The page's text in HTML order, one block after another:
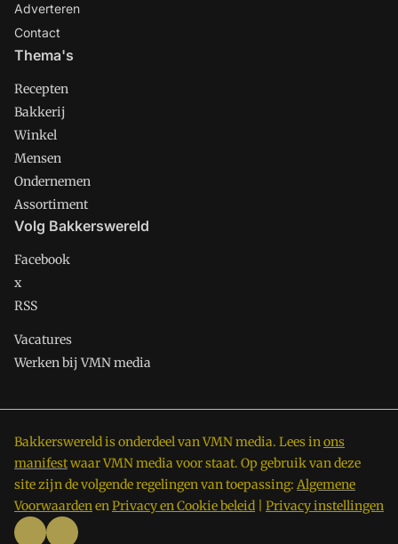
Adverteren
Contact
Thema's
Recepten
Bakkerij
Winkel
Mensen
Ondernemen
Assortiment
Volg Bakkerswereld
Facebook
x
RSS
Vacatures
Werken bij VMN media
Bakkerswereld is onderdeel van VMN media. Lees inons
manifestwaar VMN media voor staat. Op gebruik van deze
site zijn de volgende regelingen van toepassing: Algemene
VoorwaardenenPrivacy en Cookie beleid Privacy instellingen